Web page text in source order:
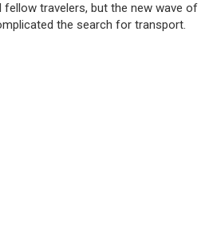
fellow travelers, but the new wave of
the search for transport.